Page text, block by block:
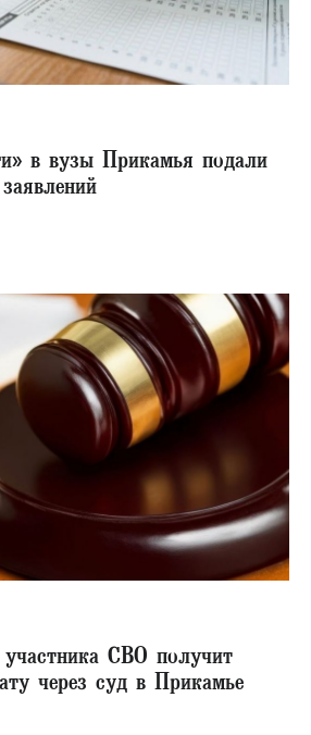
в вузы Прикамья подали
СВО получит
через суд в Прикамье